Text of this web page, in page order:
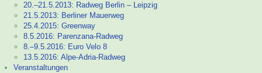
20.–21.5.2013: Radweg Berlin – Leipzig
21.5.2013: Berliner Mauerweg
25.4.2015: Greenway
8.5.2016: Parenzana-Radweg
8.–9.5.2016: Euro Velo 8
13.5.2016: Alpe-Adria-Radweg
Veranstaltungen